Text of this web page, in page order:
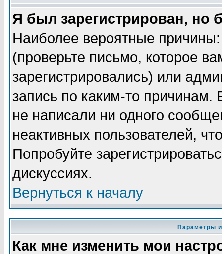
Я был зарегистрирован, но
Наиболее вероятные
(проверьте письмо, которое
зарегистрировались) или
запись по каким-то
не написали ни одного
неактивных пользователей,
Попробуйте
дискуссиях.
Вернуться к началу
Параметры
Как мне изменить мои